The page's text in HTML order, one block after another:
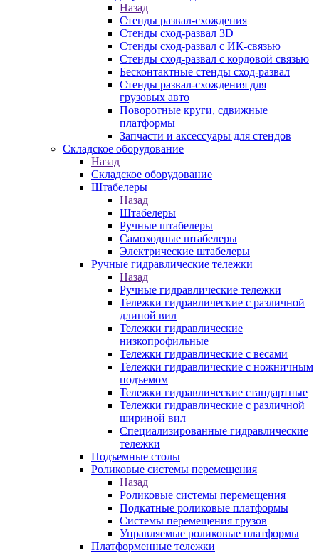
Назад
Стенды развал-схождения
Стенды сход-развал 3D
Стенды сход-развал с ИК-связью
Стенды сход-развал с кордовой связью
Бесконтактные стенды сход-развал
Стенды развал-схождения для
грузовых авто
Поворотные круги, сдвижные
платформы
Запчасти и аксессуары для стендов
Складское оборудование
Назад
Складское оборудование
Штабелеры
Назад
Штабелеры
Ручные штабелеры
Самоходные штабелеры
Электрические штабелеры
Ручные гидравлические тележки
Назад
Ручные гидравлические тележки
Тележки гидравлические с различной
длиной вил
Тележки гидравлические
низкопрофильные
Тележки гидравлические с весами
Тележки гидравлические с ножничным
подъемом
Тележки гидравлические стандартные
Тележки гидравлические с различной
шириной вил
Специализированные гидравлические
тележки
Подъемные столы
Роликовые системы перемещения
Назад
Роликовые системы перемещения
Подкатные роликовые платформы
Системы перемещения грузов
Управляемые роликовые платформы
Платформенные тележки